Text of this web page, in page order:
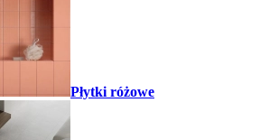
Płytki różowe